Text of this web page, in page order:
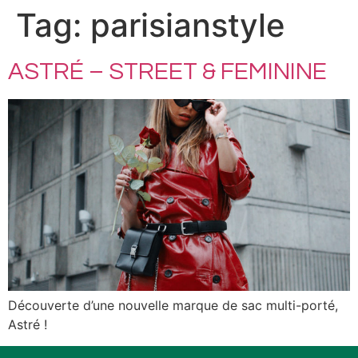
Tag: parisianstyle
ASTRÉ – STREET & FEMININE
Découverte d’une nouvelle marque de sac multi-porté,
Astré !